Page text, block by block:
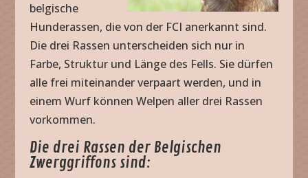
belgische
Hunderassen, die von der FCI anerkannt sind.
Die drei Rassen unterscheiden sich nur in
Farbe, Struktur und Länge des Fells. Sie dürfen
alle frei miteinander verpaart werden, und in
einem Wurf können Welpen aller drei Rassen
vorkommen.
Die drei Rassen der Belgischen
Zwerggriffons sind: